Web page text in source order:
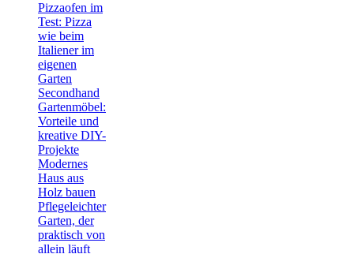
Pizzaofen im
Test: Pizza
wie beim
Italiener im
eigenen
Garten
Secondhand
Gartenmöbel:
Vorteile und
kreative DIY-
Projekte
Modernes
Haus aus
Holz bauen
Pflegeleichter
Garten, der
praktisch von
allein läuft